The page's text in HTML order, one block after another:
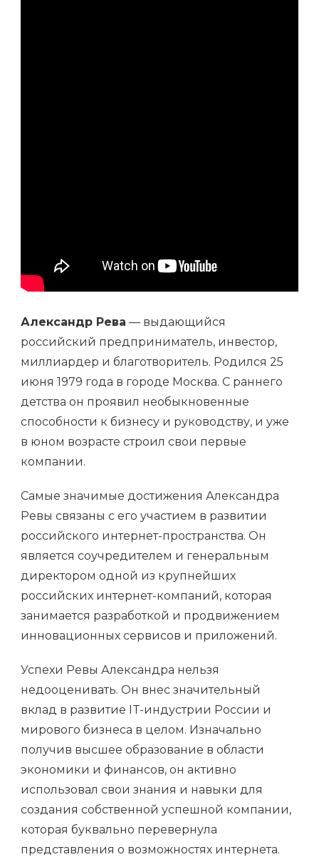
Александр Рева — выдающийся
российский предприниматель, инвестор,
миллиардер и благотворитель. Родился 25
июня 1979 года в городе Москва. С раннего
детства он проявил необыкновенные
способности к бизнесу и руководству, и уже
в юном возрасте строил свои первые
компании.
Самые значимые достижения Александра
Ревы связаны с его участием в развитии
российского интернет-пространства. Он
является соучредителем и генеральным
директором одной из крупнейших
российских интернет-компаний, которая
занимается разработкой и продвижением
инновационных сервисов и приложений.
Успехи Ревы Александра нельзя
недооценивать. Он внес значительный
вклад в развитие IT-индустрии России и
мирового бизнеса в целом. Изначально
получив высшее образование в области
экономики и финансов, он активно
использовал свои знания и навыки для
создания собственной успешной компании,
которая буквально перевернула
представления о возможностях интернета.